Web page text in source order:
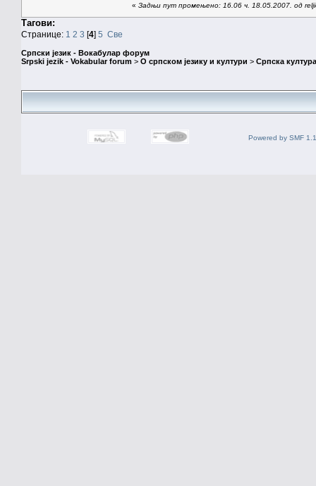
« Задњи пут промењено: 16.06 ч. 18.05.2007. од
Тагови:
Странице: 1 2 3 [4] 5 Све
Српски језик - Вокабулар форум
Srpski jezik - Vokabular forum > О српском језику и култури > Српска
Powered by SMF